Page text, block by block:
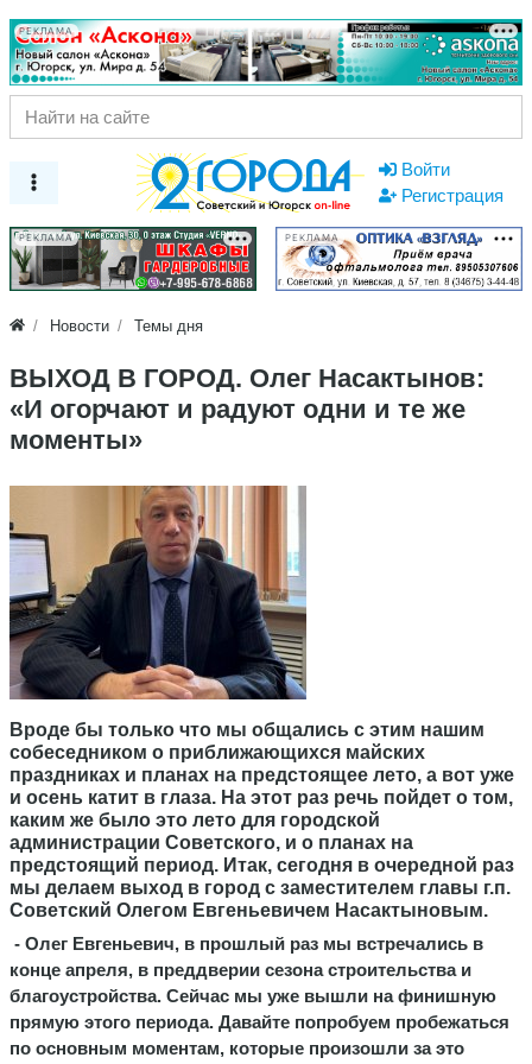
РЕКЛАМА
Войти
Регистрация
РЕКЛАМА РЕКЛАМА
Новости Темы дня
ВЫХОД В ГОРОД. Олег Насактынов:
«И огорчают и радуют одни и те же
моменты»
Вроде бы только что мы общались с этим нашим
собеседником о приближающихся майских
праздниках и планах на предстоящее лето, а вот уже
и осень катит в глаза. На этот раз речь пойдет о том,
каким же было это лето для городской
администрации Советского, и о планах на
предстоящий период. Итак, сегодня в очередной раз
мы делаем выход в город с заместителем главы г.п.
Советский Олегом Евгеньевичем Насактыновым.
- Олег Евгеньевич, в прошлый раз мы встречались в
конце апреля, в преддверии сезона строительства и
благоустройства. Сейчас мы уже вышли на финишную
прямую этого периода. Давайте попробуем пробежаться
по основным моментам, которые произошли за это